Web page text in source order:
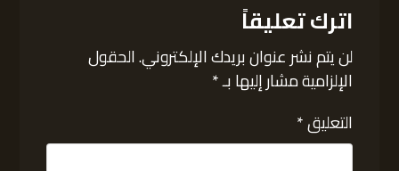
اترك تعليقاً
لن يتم نشر عنوان بريدك الإلكتروني.الحقول
الإلزامية مشار إليها بـ*
التعليق*